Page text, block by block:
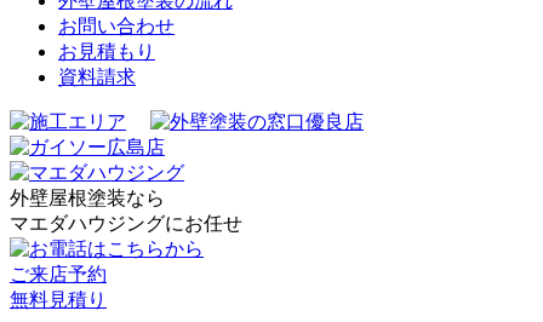
お問い合わせ
お見積もり
資料請求
外壁屋根塗装なら
マエダハウジングにお任せ
ご来店予約
無料見積り